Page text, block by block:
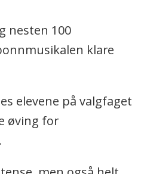
nesten 100
klare
elevene på valgfaget
øving for